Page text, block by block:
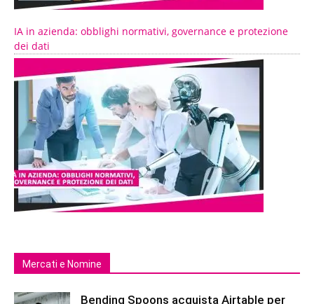
IA in azienda: obblighi normativi, governance e protezione
dei dati
Mercati e Nomine
Bending Spoons acquista Airtable per